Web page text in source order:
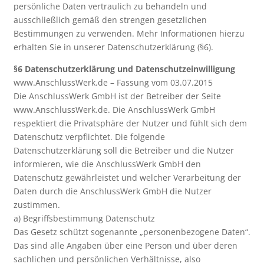
persönliche Daten vertraulich zu behandeln und
ausschließlich gemäß den strengen gesetzlichen
Bestimmungen zu verwenden. Mehr Informationen hierzu
erhalten Sie in unserer Datenschutzerklärung (§6).
§6 Datenschutzerklärung und Datenschutzeinwilligung
www.AnschlussWerk.de – Fassung vom 03.07.2015
Die AnschlussWerk GmbH ist der Betreiber der Seite
www.AnschlussWerk.de. Die AnschlussWerk GmbH
respektiert die Privatsphäre der Nutzer und fühlt sich dem
Datenschutz verpflichtet. Die folgende
Datenschutzerklärung soll die Betreiber und die Nutzer
informieren, wie die AnschlussWerk GmbH den
Datenschutz gewährleistet und welcher Verarbeitung der
Daten durch die AnschlussWerk GmbH die Nutzer
zustimmen.
a) Begriffsbestimmung Datenschutz
Das Gesetz schützt sogenannte „personenbezogene Daten“.
Das sind alle Angaben über eine Person und über deren
sachlichen und persönlichen Verhältnisse, also